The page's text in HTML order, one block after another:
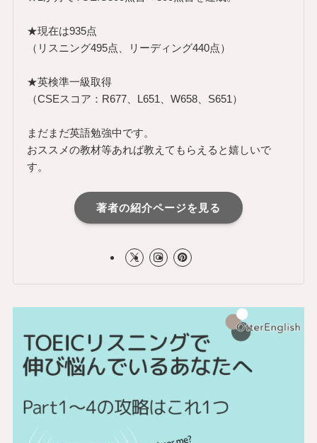
★現在は935点
（リスニング495点、リーディング440点）
★英検準一級取得
（CSEスコア：R677、L651、W658、S651）
まだまだ英語勉強中です。
おススメの教材等あれば教えてもらえると嬉しいで
す。
著者の紹介ページを見る